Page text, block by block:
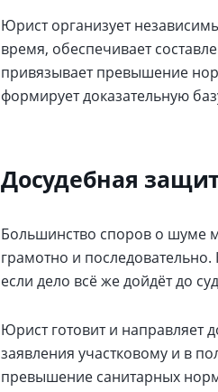
Юрист организует
время, обеспечивает
привязывает превышение
формирует доказательную
Досудебная
Большинство споров о шуме
грамотно и
если дело всё же дойдёт до
Юрист готовит и направляет
заявления участковому и в
превышение санитарных